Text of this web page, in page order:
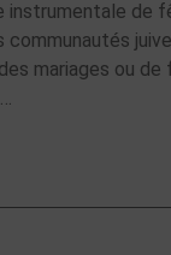
instrumentale de
mariages ou